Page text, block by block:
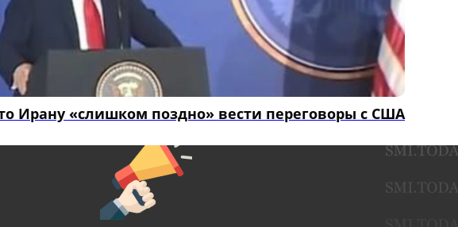
Ирану «слишком поздно» вести переговоры с США